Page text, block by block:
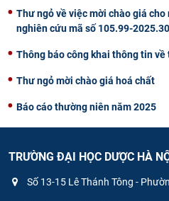
Thư ngỏ về việc mời chào giá
nghiên cứu mã số 105.99-2025.30
Thông báo công khai thông tin
Thư ngỏ mời chào giá hoá chất
Báo cáo thường niên năm 2025
TRƯỜNG ĐẠI HỌC DƯỢC HÀ
Số 13-15 Lê Thánh Tông -